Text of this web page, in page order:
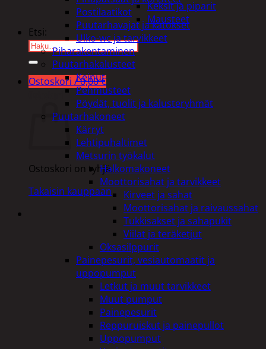
Keksit ja piparit
Mausteet
Etsi:
Ostoskori /0,00€
Ostoskori on tyhjä.
Takaisin kauppaan
Postilaatikot
Puutarhavajat ja katokset
Ulko-wc ja tarvikkeet
Piharakentaminen
Puutarhakalusteet
Keinut
Pehmusteet
Pöydät, tuolit ja kalusteryhmät
Puutarhakoneet
Kärryt
Lehtipuhaltimet
Metsurin työkalut
Halkomakoneet
Moottorisahat ja tarvikkeet
Kirveet ja sahat
Moottorisahat ja raivaussahat
Tukkisakset ja sahapukit
Viilat ja teräketjut
Oksasilppurit
Painepesurit, vesiautomaatit ja
uppopumput
Letkut ja muut tarvikkeet
Muut pumput
Painepesurit
Reppuruiskut ja painepullot
Uppopumput